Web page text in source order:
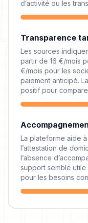
d’activité ou les
Transparence
Les sources
partir de 16 €/mois
€/mois pour les
paiement anticipé.
positif pour
La plateforme aide
l’attestation de
l’absence
support semble utile
pour les besoins